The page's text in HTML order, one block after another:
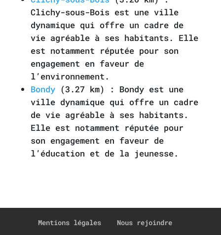
Clichy-sous-Bois est une ville
dynamique qui offre un cadre de
vie agréable à ses habitants. Elle
est notamment réputée pour son
engagement en faveur de
l’environnement.
Bondy(3.27 km) : Bondy est une
ville dynamique qui offre un cadre
de vie agréable à ses habitants.
Elle est notamment réputée pour
son engagement en faveur de
l’éducation et de la jeunesse.
Mentions légales Nous rejoindre